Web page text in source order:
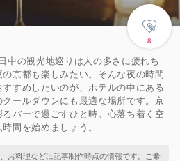
8
中の観光地巡りは人の多さに疲れち
京都も楽しみたい。そんな夜の時間
すめしたいのが、ホテルの中にある
ールダウンにも最適な場所です。京
バーで過ごすひと時。心落ち着く空
間を始めましょう。